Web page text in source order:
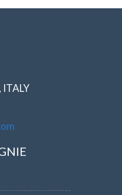
ITALY